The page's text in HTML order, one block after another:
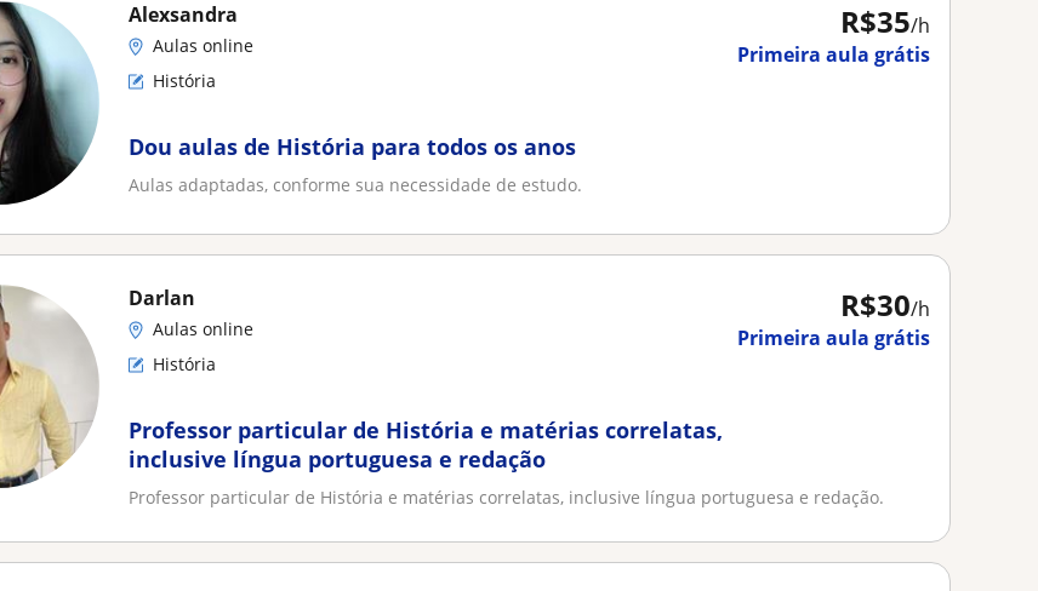
R$35/h
Primeira aula grátis
Alexsandra
Aulas online
História
Dou aulas de História para todos os anos
Aulas adaptadas, conforme sua necessidade de estudo.
R$30/h
Primeira aula grátis
Darlan
Aulas online
História
Professor particular de História e matérias correlatas,
inclusive língua portuguesa e redação
Professor particular de História e matérias correlatas, inclusive língua portuguesa e redação.